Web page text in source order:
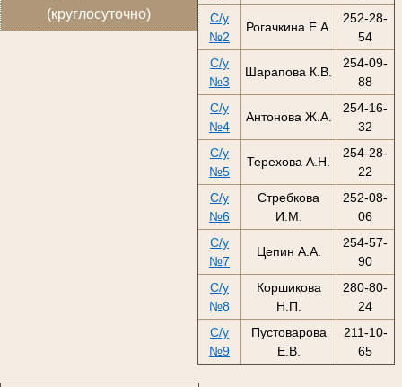
(круглосуточно)
С/у
№2
Рогачкина Е.А.
252-28-
54
С/у
№3
Шарапова К.В.
254-09-
88
С/у
№4
Антонова Ж.А.
254-16-
32
С/у
№5
Терехова А.Н.
254-28-
22
С/у
№6
Стребкова
И.М.
252-08-
06
С/у
№7
Цепин А.А.
254-57-
90
С/у
№8
Коршикова
Н.П.
280-80-
24
С/у
№9
Пустоварова
Е.В.
211-10-
65